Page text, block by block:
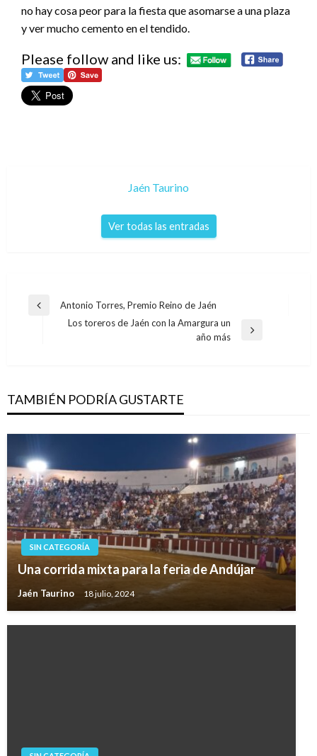
no hay cosa peor para la fiesta que asomarse a una plaza
y ver mucho cemento en el tendido.
Please follow and like us:
Jaén Taurino
Ver todas las entradas
Navegación
Entrada
Antonio Torres, Premio Reino de Jaén
Los toreros de Jaén con la Amargura un
año más
TAMBIÉN PODRÍA GUSTARTE
SIN CATEGORÍA
Una corrida mixta para la feria de Andújar
Jaén Taurino 18 julio, 2024